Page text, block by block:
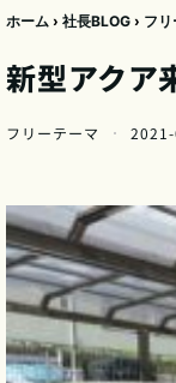
ホーム › 社長BLOG › フ
新型アクア
フリーテーマ